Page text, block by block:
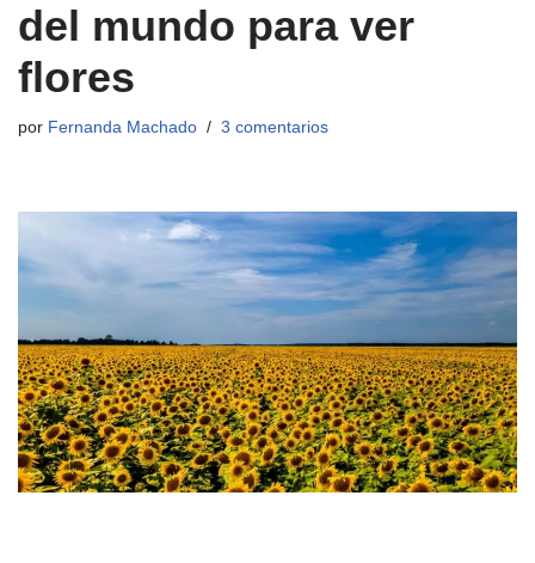
del mundo para ver
flores
por Fernanda Machado 3 comentarios